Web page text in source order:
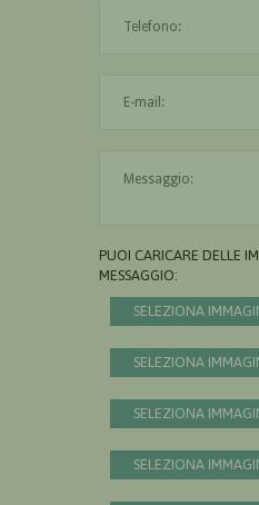
PUOI CARICARE DELLE
MESSAGGIO:
SELEZIONA
SELEZIONA
SELEZIONA
SELEZIONA